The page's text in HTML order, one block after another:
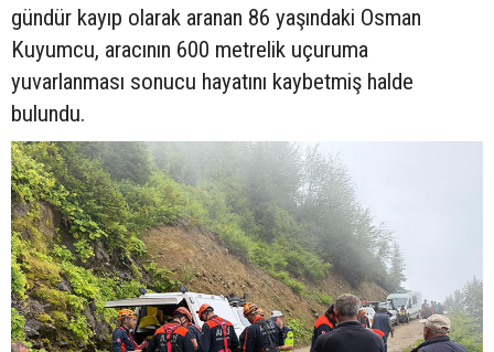
gündür kayıp olarak aranan 86 yaşındaki Osman
Kuyumcu, aracının 600 metrelik uçuruma
yuvarlanması sonucu hayatını kaybetmiş halde
bulundu.